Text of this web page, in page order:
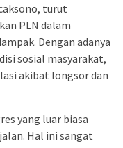
turut
PLN dalam
Dengan adanya
sosial masyarakat,
akibat longsor dan
yang luar biasa
Hal ini sangat